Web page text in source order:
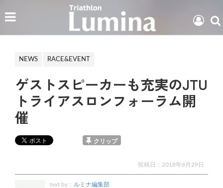
NEWS RACE&EVENT
ゲストスピーカーも充実のJTU
トライアスロンフォーラム開
催
クリップ
投稿日： 2018年6月29日
text by： ルミナ編集部